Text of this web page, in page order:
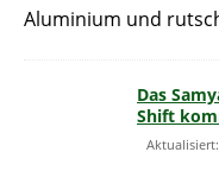
Aluminium und
Das
Shift